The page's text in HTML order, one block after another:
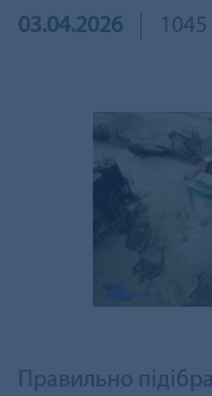
03.04.2026
Правильно